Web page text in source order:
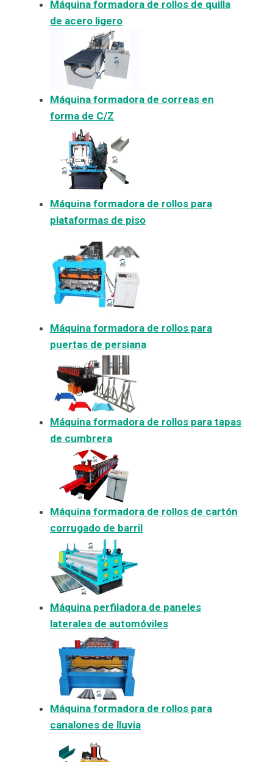
Máquina formadora de rollos de quilla
de acero ligero
Máquina formadora de correas en
forma de C/Z
Máquina formadora de rollos para
plataformas de piso
Máquina formadora de rollos para
puertas de persiana
Máquina formadora de rollos para tapas
de cumbrera
Máquina formadora de rollos de cartón
corrugado de barril
Máquina perfiladora de paneles
laterales de automóviles
Máquina formadora de rollos para
canalones de lluvia